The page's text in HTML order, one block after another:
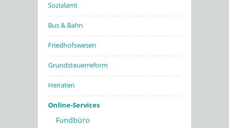
Sozialamt
Bus & Bahn
Friedhofswesen
Grundsteuerreform
Heiraten
Online-Services
Fundbüro